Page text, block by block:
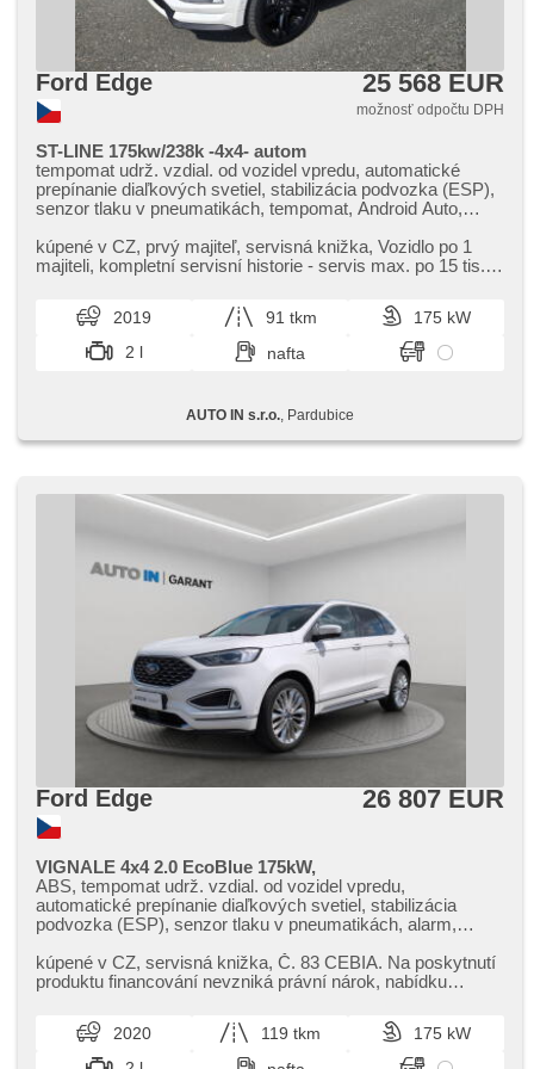
ostrekovačov čelného skla, delené zadné sedadlá, zadná
lakťová opierka, zadný stierač, zatmavené zadné sklá,
menič 220 V, vyhřívaná zadní sedadla
Ford Edge 25 568 EUR
možnosť odpočtu DPH
ST-LINE 175kw/238k -4x4- autom
tempomat udrž. vzdial. od vozidel vpredu, automatické
prepínanie diaľkových svetiel, stabilizácia podvozka (ESP),
senzor tlaku v pneumatikách, tempomat, Android Auto,
parkovací asistent, parkovacia kamera, ukazovateľ
rýchlostného limitu (SLIF), asistent rozjazdu do kopca
denné svietenie, hmlové svetlá, centrál diaľkový, imobilizér,
deaktivácia airbagu spolujazdca, isofix, delené zadné
sedadlá, el. nastaviteľné sedadlá, vyhrievané sedadlá,
vyhrievaný volant, multifunkčný volant, nastaviteľný volant,
strecha, strešné okno, senzor stieračov, vyhrievané predné
sklo, ťažné zariadenie
kúpené v CZ,​ prvý majiteľ,​ servisná knižka,​ Vozidlo po 1
majiteli,​ kompletní servisní historie ​- servis max. po 15 tis.
2019 91 tkm
175 kW
2 l
nafta
AUTO IN s.r.o. , Pardubice
Ford Edge 26 807 EUR
VIGNALE 4x4 2.0 EcoBlue 175kW,
ABS, tempomat udrž. vzdial. od vozidel vpredu,
automatické prepínanie diaľkových svetiel, stabilizácia
podvozka (ESP), senzor tlaku v pneumatikách, alarm,
bluetooth, satelitná navigácia, USB, stráženie mŕtveho uhla,
parkovací asistent, parkovacia kamera, parkovacie senzory
rozjazdu do kopca (HSA), posilňovač riadenia, LED denné
svietenie, hmlové svetlá, deaktivácia airbagu spolujazdca,
isofix, dojazdové rezervné koleso, multifunkčný volant,
kúpené v CZ,​ servisná knižka,​ Č. 83 CEBIA. Na poskytnutí
produktu financování nevzniká právní nárok,​ nabídku
2020 119 tkm
175 kW